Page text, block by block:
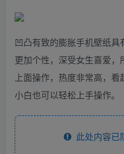
凹凸有致的膨胀手机壁纸
更加个性，深受女生喜爱
上面操作，热度非常高，看
小白也可以轻松上手操作。
此处内容已